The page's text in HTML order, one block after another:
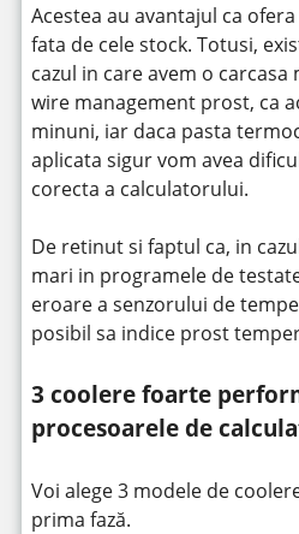
Acestea au avantajul ca
fata de cele stock. Totusi,
cazul in care avem o
wire management prost, ca
minuni, iar daca pasta
aplicata sigur vom avea
corecta a calculatorului.
De retinut si faptul ca, in
mari in programele de
eroare a senzorului de
posibil sa indice prost
3 coolere foarte
procesoarele de
Voi alege 3 modele de
prima fază.